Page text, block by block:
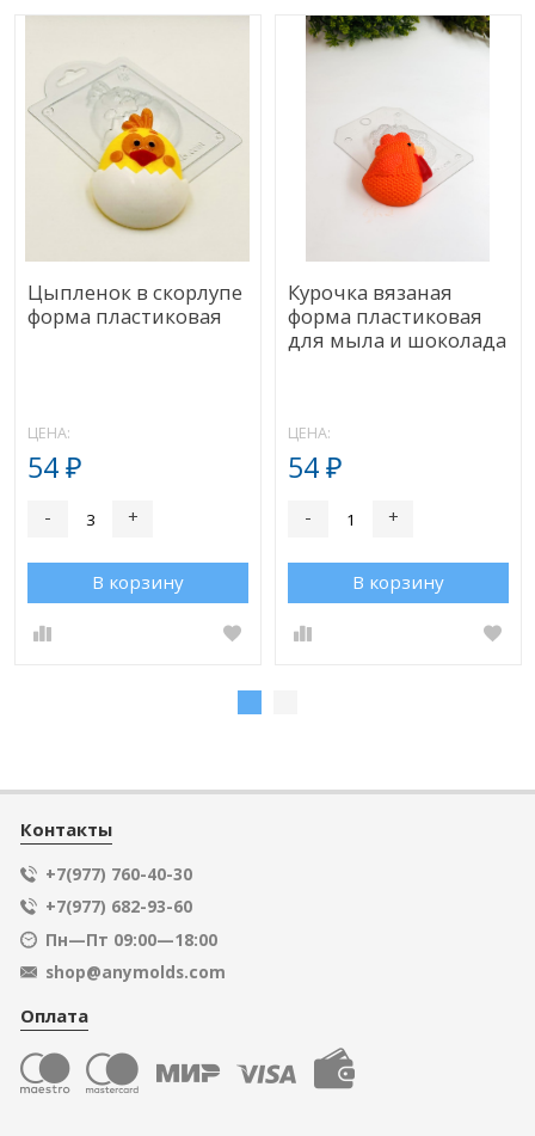
Цыпленок в скорлупе
форма пластиковая
ЦЕНА:
54₽
- +
В корзину
Курочка вязаная
форма пластиковая
для мыла и шоколада
ЦЕНА:
54₽
- +
В корзину
Контакты
+7(977) 760-40-30
+7(977) 682-93-60
Пн—Пт 09:00—18:00
shop@anymolds.com
Оплата